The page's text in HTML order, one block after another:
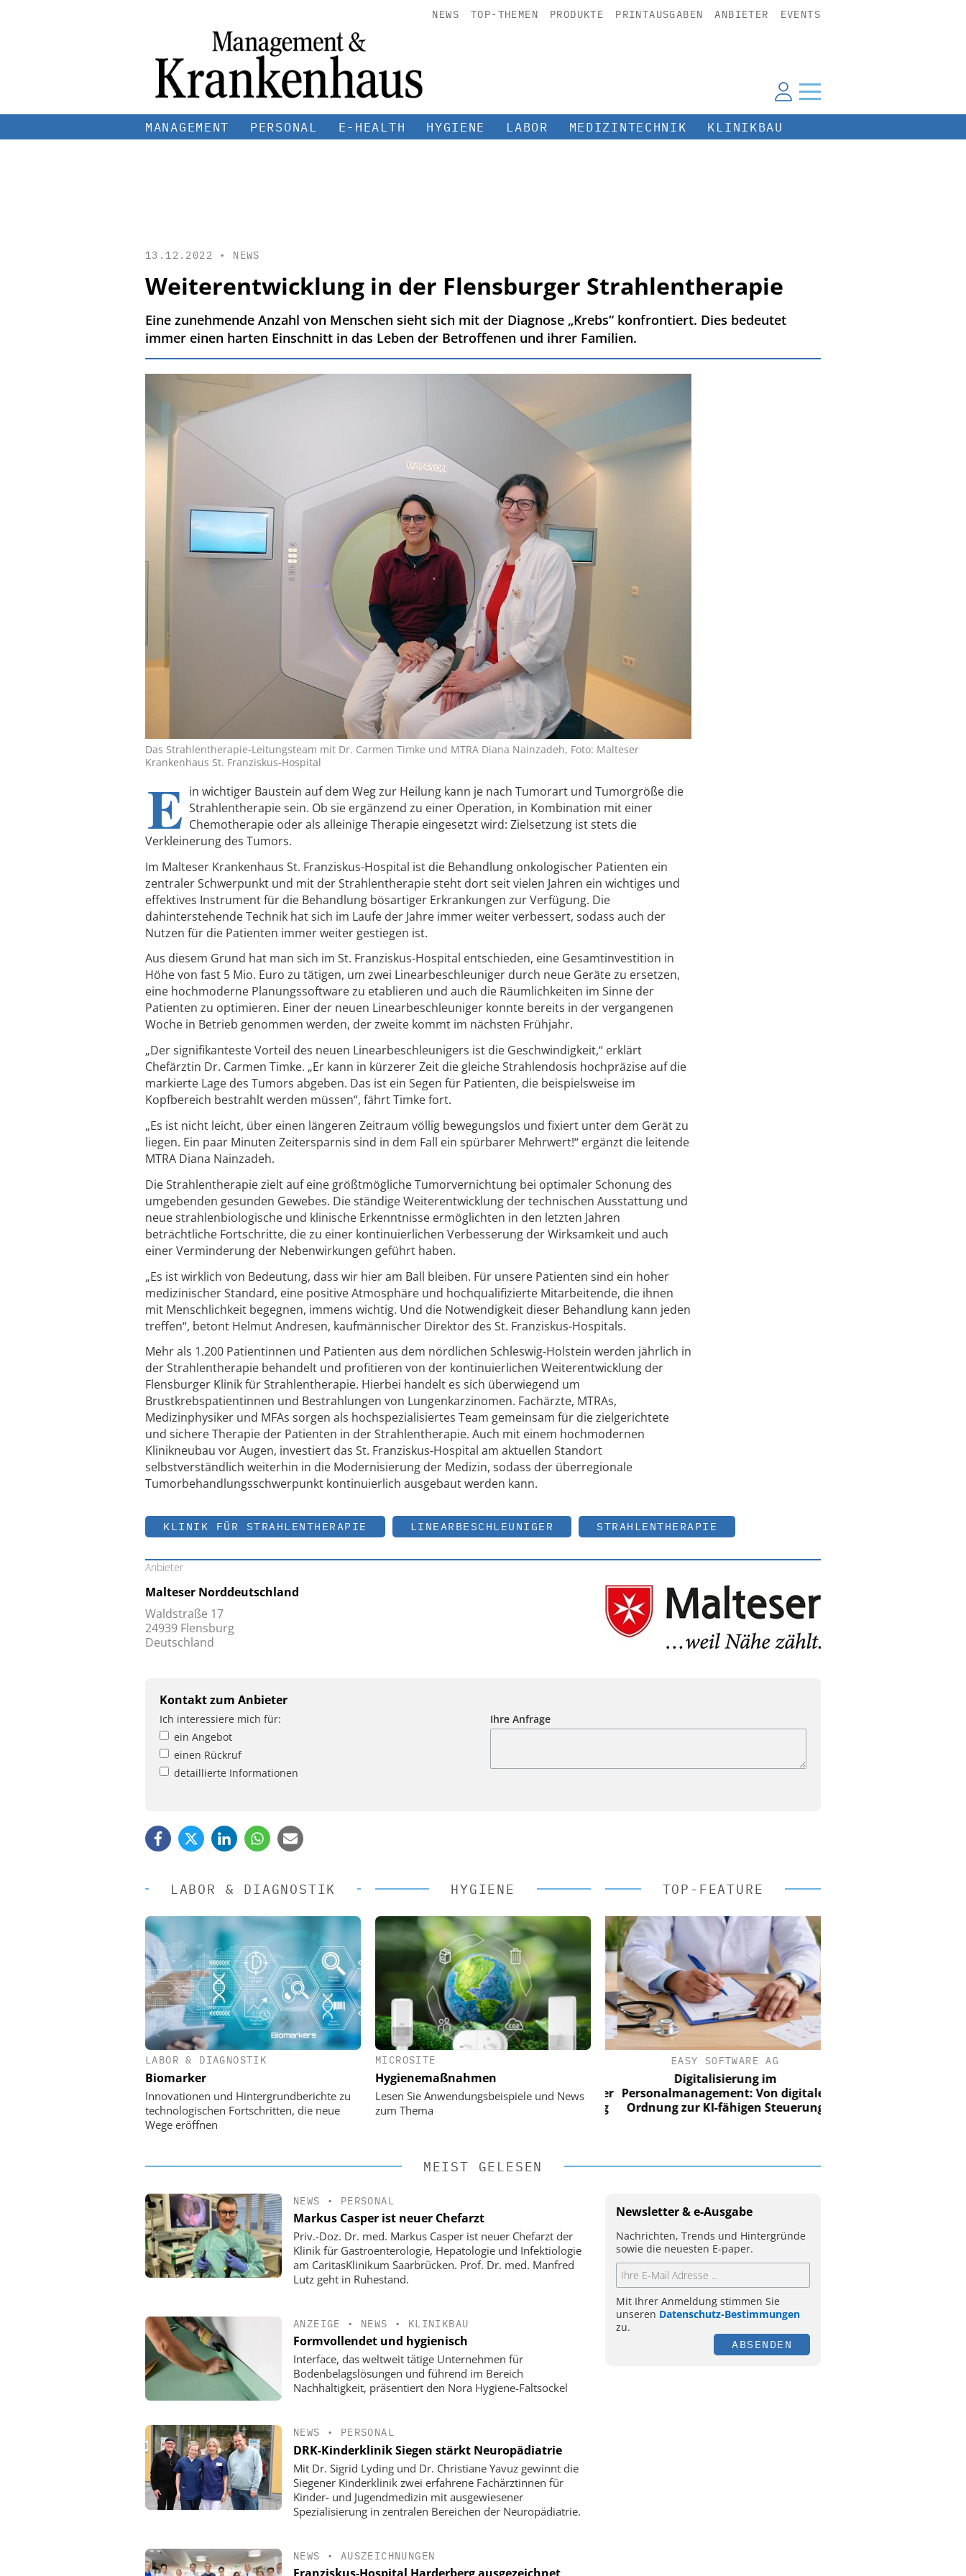
NEWS TOP-THEMEN PRODUKTE PRINTAUSGABEN ANBIETER EVENTS
MANAGEMENT PERSONAL E-HEALTH HYGIENE LABOR MEDIZINTECHNIK KLINIKBAU
13.12.2022 • NEWS
Weiterentwicklung in der Flensburger Strahlentherapie
Eine zunehmende Anzahl von Menschen sieht sich mit der Diagnose „Krebs“ konfrontiert. Dies bedeutet
immer einen harten Einschnitt in das Leben der Betroffenen und ihrer Familien.
Das Strahlentherapie-Leitungsteam mit Dr. Carmen Timke und MTRA Diana Nainzadeh, Foto: Malteser
Krankenhaus St. Franziskus-Hospital
E in wichtiger Baustein auf dem Weg zur Heilung kann je nach Tumorart und Tumorgröße die
Strahlentherapie sein. Ob sie ergänzend zu einer Operation, in Kombination mit einer
Chemotherapie oder als alleinige Therapie eingesetzt wird: Zielsetzung ist stets die
Verkleinerung des Tumors.
Im Malteser Krankenhaus St. Franziskus-Hospital ist die Behandlung onkologischer Patienten ein
zentraler Schwerpunkt und mit der Strahlentherapie steht dort seit vielen Jahren ein wichtiges und
effektives Instrument für die Behandlung bösartiger Erkrankungen zur Verfügung. Die
dahinterstehende Technik hat sich im Laufe der Jahre immer weiter verbessert, sodass auch der
Nutzen für die Patienten immer weiter gestiegen ist.
Aus diesem Grund hat man sich im St. Franziskus-Hospital entschieden, eine Gesamtinvestition in
Höhe von fast 5 Mio. Euro zu tätigen, um zwei Linearbeschleuniger durch neue Geräte zu ersetzen,
eine hochmoderne Planungssoftware zu etablieren und auch die Räumlichkeiten im Sinne der
Patienten zu optimieren. Einer der neuen Linearbeschleuniger konnte bereits in der vergangenen
Woche in Betrieb genommen werden, der zweite kommt im nächsten Frühjahr.
„Der signifikanteste Vorteil des neuen Linearbeschleunigers ist die Geschwindigkeit,“ erklärt
Chefärztin Dr. Carmen Timke. „Er kann in kürzerer Zeit die gleiche Strahlendosis hochpräzise auf die
markierte Lage des Tumors abgeben. Das ist ein Segen für Patienten, die beispielsweise im
Kopfbereich bestrahlt werden müssen“, fährt Timke fort.
„Es ist nicht leicht, über einen längeren Zeitraum völlig bewegungslos und fixiert unter dem Gerät zu
liegen. Ein paar Minuten Zeitersparnis sind in dem Fall ein spürbarer Mehrwert!“ ergänzt die leitende
MTRA Diana Nainzadeh.
Die Strahlentherapie zielt auf eine größtmögliche Tumorvernichtung bei optimaler Schonung des
umgebenden gesunden Gewebes. Die ständige Weiterentwicklung der technischen Ausstattung und
neue strahlenbiologische und klinische Erkenntnisse ermöglichten in den letzten Jahren
beträchtliche Fortschritte, die zu einer kontinuierlichen Verbesserung der Wirksamkeit und auch
einer Verminderung der Nebenwirkungen geführt haben.
„Es ist wirklich von Bedeutung, dass wir hier am Ball bleiben. Für unsere Patienten sind ein hoher
medizinischer Standard, eine positive Atmosphäre und hochqualifizierte Mitarbeitende, die ihnen
mit Menschlichkeit begegnen, immens wichtig. Und die Notwendigkeit dieser Behandlung kann jeden
treffen“, betont Helmut Andresen, kaufmännischer Direktor des St. Franziskus-Hospitals.
Mehr als 1.200 Patientinnen und Patienten aus dem nördlichen Schleswig-Holstein werden jährlich in
der Strahlentherapie behandelt und profitieren von der kontinuierlichen Weiterentwicklung der
Flensburger Klinik für Strahlentherapie. Hierbei handelt es sich überwiegend um
Brustkrebspatientinnen und Bestrahlungen von Lungenkarzinomen. Fachärzte, MTRAs,
Medizinphysiker und MFAs sorgen als hochspezialisiertes Team gemeinsam für die zielgerichtete
und sichere Therapie der Patienten in der Strahlentherapie. Auch mit einem hochmodernen
Klinikneubau vor Augen, investiert das St. Franziskus-Hospital am aktuellen Standort
selbstverständlich weiterhin in die Modernisierung der Medizin, sodass der überregionale
Tumorbehandlungsschwerpunkt kontinuierlich ausgebaut werden kann.
KLINIK FÜR STRAHLENTHERAPIE LINEARBESCHLEUNIGER STRAHLENTHERAPIE
Anbieter
Malteser Norddeutschland
Waldstraße 17
24939 Flensburg
Deutschland
Kontakt zum Anbieter
Ich interessiere mich für:
ein Angebot
einen Rückruf
detaillierte Informationen
Ihre Anfrage
LABOR & DIAGNOSTIK
LABOR & DIAGNOSTIK
Biomarker
Innovationen und Hintergrundberichte zu
technologischen Fortschritten, die neue
Wege eröffnen
HYGIENE
MICROSITE
Hygienemaßnahmen
Lesen Sie Anwendungsbeispiele und News
zum Thema
TOP-FEATURE
EASY SOFTWARE AG
Personalmanagement: Von digitaler
Ordnung zur KI-fähigen Steuerung
Digitalisierung im
Personalmanagement: Von digitaler
Ordnung zur KI-fähigen Steuerung
EASY SOFTWARE AG
Digitalisierung im
Personalmanagement: Von digitaler
Ordnung zur KI-fähigen Steuerung
MEIST GELESEN
NEWS • PERSONAL
Markus Casper ist neuer Chefarzt
Priv.-Doz. Dr. med. Markus Casper ist neuer Chefarzt der
Klinik für Gastroenterologie, Hepatologie und Infektiologie
am CaritasKlinikum Saarbrücken. Prof. Dr. med. Manfred
Lutz geht in Ruhestand.
ANZEIGE • NEWS • KLINIKBAU
Formvollendet und hygienisch
Interface, das weltweit tätige Unternehmen für
Bodenbelagslösungen und führend im Bereich
Nachhaltigkeit, präsentiert den Nora Hygiene-Faltsockel
NEWS • PERSONAL
DRK-Kinderklinik Siegen stärkt Neuropädiatrie
Mit Dr. Sigrid Lyding und Dr. Christiane Yavuz gewinnt die
Siegener Kinderklinik zwei erfahrene Fachärztinnen für
Kinder- und Jugendmedizin mit ausgewiesener
Spezialisierung in zentralen Bereichen der Neuropädiatrie.
NEWS • AUSZEICHNUNGEN
Newsletter & e-Ausgabe
Nachrichten, Trends und Hintergründe
sowie die neuesten E-paper.
Mit Ihrer Anmeldung stimmen Sie
unseren Datenschutz-Bestimmungen
zu.
ABSENDEN